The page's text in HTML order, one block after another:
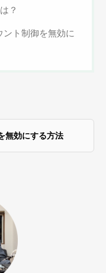
？
ント制御を無効に
無効にする方法